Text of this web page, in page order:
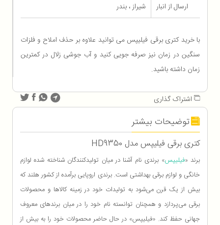
ارسال از انبار
شیراز ، بندر
با خرید کتری برقی فیلیپس می توانید علاوه بر حذف املاح و فلزات
سنگین در زمان نیز صرفه جویی کنید و آب جوشی زلال در کمترین
زمان داشته باشید.
اشتراک گذاری
توضیحات بیشتر
کتری برقی فیلیپس مدل HD9350
برند «فیلیپس» برندی نام آشنا در میان تولیدکنندگان شناخته شده لوازم
خانگی و لوازم برقی بهداشتی است. برندی اروپایی برآمده از کشور هلند که
بیش از یک قرن می‌شود به تولیدات خود در زمینه کالاها و محصولات
برقی می‌پردازد و همچنان توانسته نام خود را در میان برندهای معروف
جهانی حفظ کند. «فیلیپس» در حال حاضر محصولات خود را به بیش از